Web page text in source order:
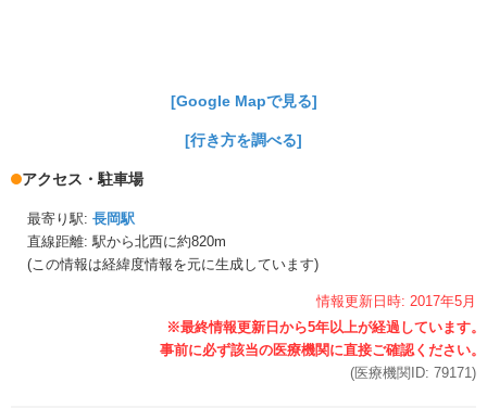
[Google Mapで見る]
[行き方を調べる]
アクセス・駐車場
最寄り駅: 長岡駅
直線距離: 駅から北西に約820m
(この情報は経緯度情報を元に生成しています)
情報更新日時: 2017年5月
(医療機関ID: 79171)